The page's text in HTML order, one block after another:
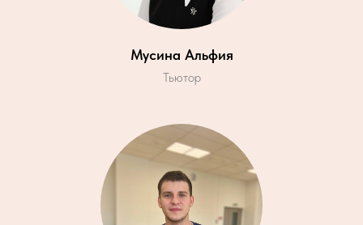
Мусина Альфия
Тьютор